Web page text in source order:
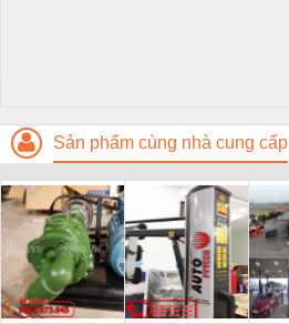
Sản phẩm cùng nhà cung cấp